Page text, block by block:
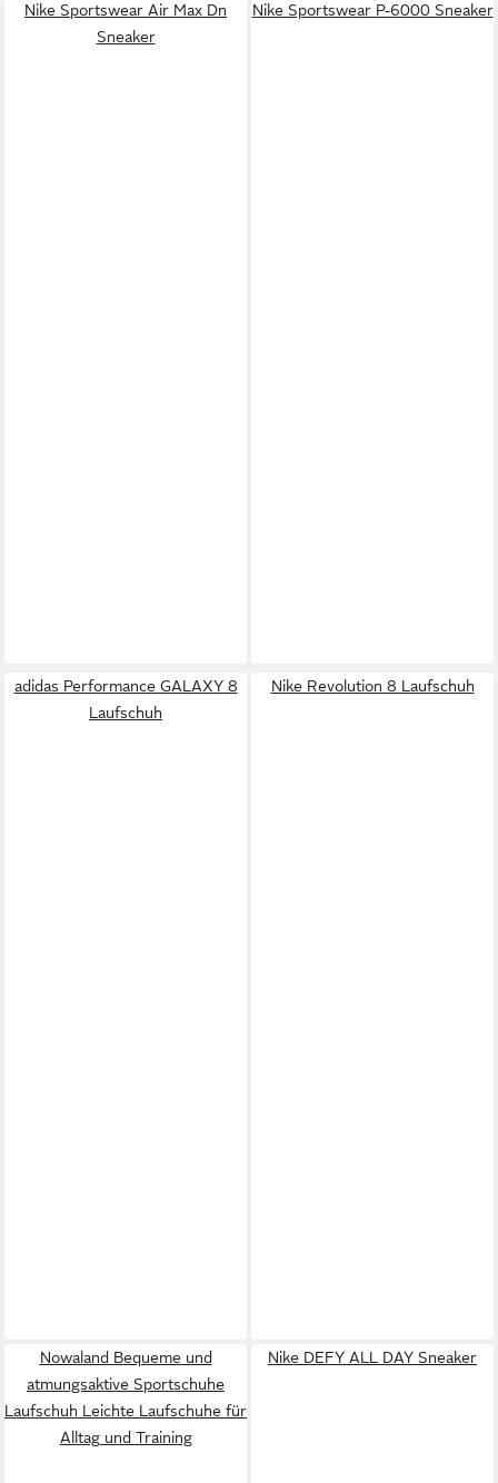
Nike Sportswear Air Max Dn
Sneaker
Nike Sportswear P-6000 Sneaker
adidas Performance GALAXY 8
Laufschuh
Nike Revolution 8 Laufschuh
Nowaland Bequeme und
atmungsaktive Sportschuhe
Laufschuh Leichte Laufschuhe für
Alltag und Training
Nike DEFY ALL DAY Sneaker